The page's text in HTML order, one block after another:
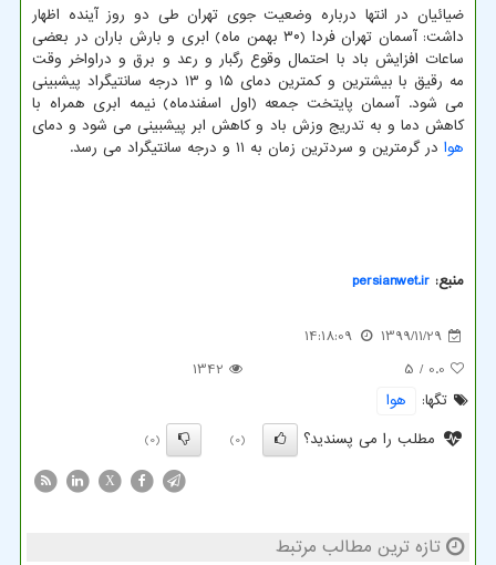
ضیائیان در انتها درباره وضعیت جوی تهران طی دو روز آینده اظهار
داشت: آسمان تهران فردا (۳۰ بهمن ماه) ابری و بارش باران در بعضی
ساعات افزایش باد با احتمال وقوع رگبار و رعد و برق و دراواخر وقت
مه رقیق با بیشترین و کمترین دمای ۱۵ و ۱۳ درجه سانتیگراد پیشبینی
می شود. آسمان پایتخت جمعه (اول اسفندماه) نیمه ابری همراه با
کاهش دما و به تدریج وزش باد و کاهش ابر پیشبینی می شود و دمای
هوا در گرمترین و سردترین زمان به ۱۱ و درجه سانتیگراد می رسد.
منبع: persianwet.ir
1399/11/29
14:18:09
0.0
/ 5
1342
تگها:
هوا
مطلب را می پسندید؟
(0)
(0)
X
تازه ترین مطالب مرتبط